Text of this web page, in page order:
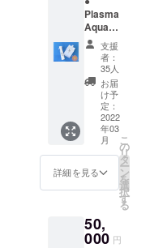
000ml)
×1個
● ウク
ライナ
スプ
レーボ
トル
【限
定】(空
き容器
350ml)
×1本
Plasma
Aqua(1
000ml)
×5個 ●
専用ス
プレー
ボトル
(空き容
350ml)
×3本
支援
者：
35人
お届
け予
定：
2022
年03
月
詳細を見る
こ
の
リ
タ
ー
ン
を
選
択
す
る
50,
000 円